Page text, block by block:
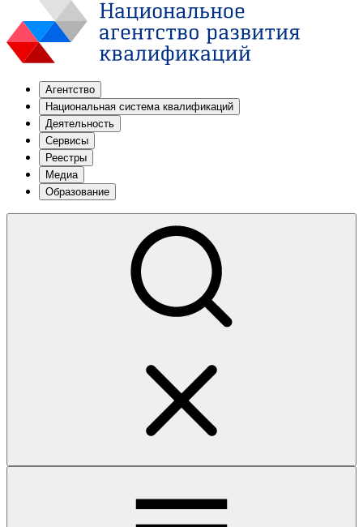
Агентство
Национальная система квалификаций
Деятельность
Сервисы
Реестры
Медиа
Образование